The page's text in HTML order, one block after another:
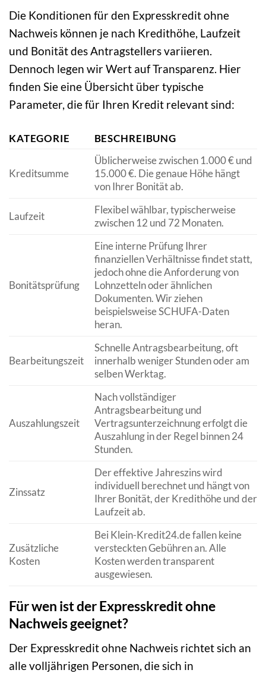
Die Konditionen für den Expresskredit ohne
Nachweis können je nach Kredithöhe, Laufzeit
und Bonität des Antragstellers variieren.
Dennoch legen wir Wert auf Transparenz. Hier
finden Sie eine Übersicht über typische
Parameter, die für Ihren Kredit relevant sind:
KATEGORIE BESCHREIBUNG
Kreditsumme
Üblicherweise zwischen 1.000 € und
15.000 €. Die genaue Höhe hängt
von Ihrer Bonität ab.
Laufzeit
Flexibel wählbar, typischerweise
zwischen 12 und 72 Monaten.
Bonitätsprüfung
Eine interne Prüfung Ihrer
finanziellen Verhältnisse findet statt,
jedoch ohne die Anforderung von
Lohnzetteln oder ähnlichen
Dokumenten. Wir ziehen
beispielsweise SCHUFA-Daten
heran.
Bearbeitungszeit
Schnelle Antragsbearbeitung, oft
innerhalb weniger Stunden oder am
selben Werktag.
Auszahlungszeit
Nach vollständiger
Antragsbearbeitung und
Vertragsunterzeichnung erfolgt die
Auszahlung in der Regel binnen 24
Stunden.
Zinssatz
Der effektive Jahreszins wird
individuell berechnet und hängt von
Ihrer Bonität, der Kredithöhe und der
Laufzeit ab.
Zusätzliche
Kosten
Bei Klein-Kredit24.de fallen keine
versteckten Gebühren an. Alle
Kosten werden transparent
ausgewiesen.
Für wen ist der Expresskredit ohne
Nachweis geeignet?
Der Expresskredit ohne Nachweis richtet sich an
alle volljährigen Personen, die sich in